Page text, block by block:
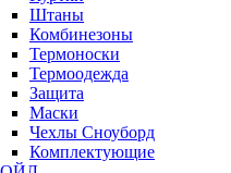
Штаны
Комбинезоны
Термоноски
Термоодежда
Защита
Маски
Чехлы Сноуборд
Комплектующие